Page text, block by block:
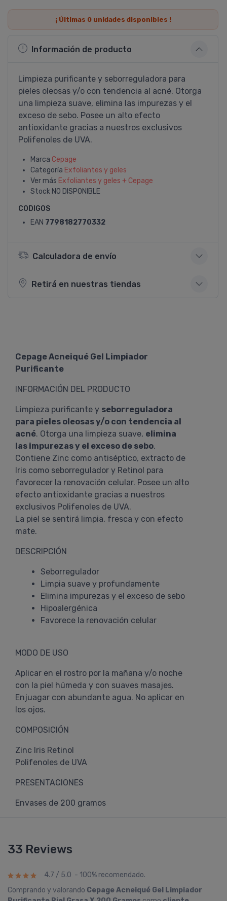
¡ Últimas 0unidades disponibles !
Información de producto
Limpieza purificante y seborreguladora para
pieles oleosas y/o con tendencia al acné. Otorga
una limpieza suave, elimina las impurezas y el
exceso de sebo. Posee un alto efecto
antioxidante gracias a nuestros exclusivos
Polifenoles de UVA.
Marca Cepage
Categoría Exfoliantes y geles
Ver más Exfoliantes y geles + Cepage
Stock NO DISPONIBLE
CODIGOS
EAN 7798182770332
Calculadora de envío
Retirá en nuestras tiendas
Cepage Acneiqué Gel Limpiador
Purificante
INFORMACIÓN DEL PRODUCTO
Limpieza purificante y seborreguladora
para pieles oleosas y/o con tendencia al
acné. Otorga una limpieza suave, elimina
las impurezas y el exceso de sebo.
Contiene Zinc como antiséptico, extracto de
Iris como seborregulador y Retinol para
favorecer la renovación celular. Posee un alto
efecto antioxidante gracias a nuestros
exclusivos Polifenoles de UVA.
La piel se sentirá limpia, fresca y con efecto
mate.
DESCRIPCIÓN
Seborregulador
Limpia suave y profundamente
Elimina impurezas y el exceso de sebo
Hipoalergénica
Favorece la renovación celular
MODO DE USO
Aplicar en el rostro por la mañana y/o noche
con la piel húmeda y con suaves masajes.
Enjuagar con abundante agua. No aplicar en
los ojos.
COMPOSICIÓN
Zinc Iris Retinol
Polifenoles de UVA
PRESENTACIONES
Envases de 200 gramos
33 Reviews
4.7 / 5.0 - 100% recomendado.
Comprando y valorando Cepage Acneiqué Gel Limpiador